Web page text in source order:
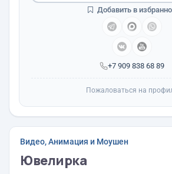
+7 909 838 68 89
Добавить в
Пожаловаться на
Видео, Анимация и Моушен
Ювелирка